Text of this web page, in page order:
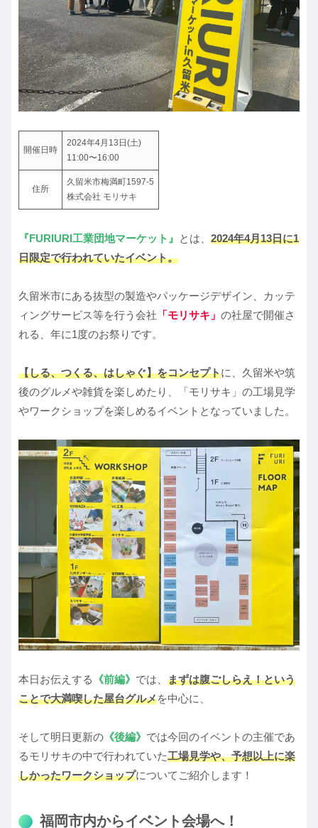
開催日時
2024年4月13日(土)
11:00〜16:00
住所
久留米市梅満町1597-5
株式会社 モリサキ
『FURIURI工業団地マーケット』 とは、 2024年4月13日に1
日限定で行われていたイベント。
久留米市にある抜型の製造やパッケージデザイン、カッテ
ィングサービス等を行う会社 「モリサキ」 の社屋で開催さ
れる、年に1度のお祭りです。
【しる、つくる、はしゃぐ】をコンセプトに、久留米や筑
後のグルメや雑貨を楽しめたり、「モリサキ」の工場見学
やワークショップを楽しめるイベントとなっていました。
本日お伝えする 《前編》 では、 まずは腹ごしらえ！という
ことで大満喫した屋台グルメを中心に、
そして明日更新の 《後編》 では今回のイベントの主催であ
るモリサキの中で行われていた工場見学や、予想以上に楽
しかったワークショップについてご紹介します！
福岡市内からイベント会場へ！